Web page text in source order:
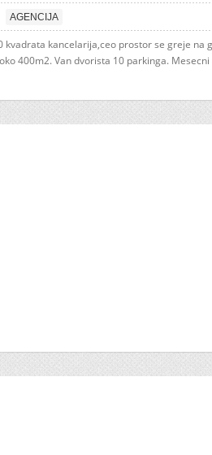
AGENCIJA
kvadrata kancelarija,ceo prostor se greje na
400m2. Van dvorista 10 parkinga. Mesecni